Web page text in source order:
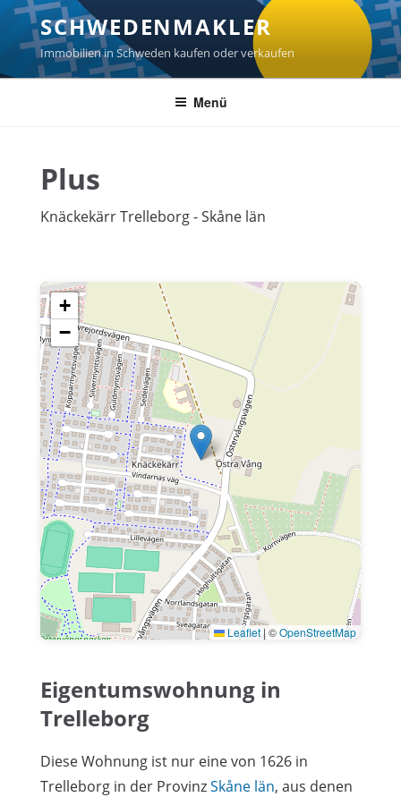
Zum
Inhalt
springen
SCHWEDENMAKLER
Immobilien in Schweden kaufen oder verkaufen
Menü
Plus
Knäckekärr Trelleborg - Skåne län
+
−
Leaflet| ©OpenStreetMap
Eigentumswohnung in
Trelleborg
Diese Wohnung ist nur eine von 1626 in
Trelleborg in der ProvinzSkåne län, aus denen